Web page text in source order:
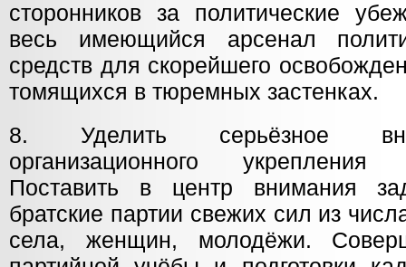
сторонников за политические
весь имеющийся арсенал
средств для скорейшего
томящихся в тюремных застенках.
8. Уделить серьёзное
организационного
Поставить в центр внимания
братские партии свежих сил из
села, женщин, молодёжи.